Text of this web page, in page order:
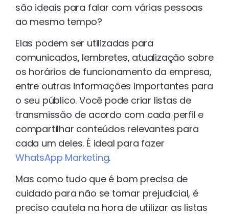
são ideais para falar com várias pessoas
ao mesmo tempo?
Elas podem ser utilizadas para
comunicados, lembretes, atualização sobre
os horários de funcionamento da empresa,
entre outras informações importantes para
o seu público. Você pode criar listas de
transmissão de acordo com cada perfil e
compartilhar conteúdos relevantes para
cada um deles. É ideal para fazer
WhatsApp Marketing.
Mas como tudo que é bom precisa de
cuidado para não se tornar prejudicial, é
preciso cautela na hora de utilizar as listas